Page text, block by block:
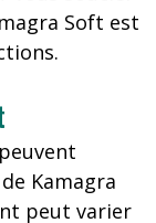
Soft est
Kamagra
peut varier